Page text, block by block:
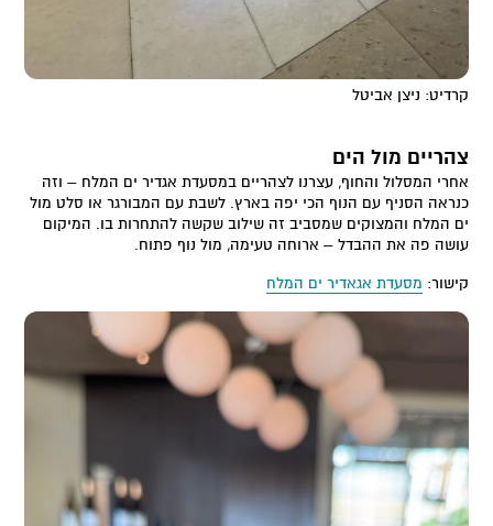
קרדיט: ניצן אביטל
צהריים מול הים
אחרי המסלול והחוף, עצרנו לצהריים במסעדת אגדיר ים המלח – וזה
כנראה הסניף עם הנוף הכי יפה בארץ. לשבת עם המבורגר או סלט מול
ים המלח והמצוקים שמסביב זה שילוב שקשה להתחרות בו. המיקום
עושה פה את ההבדל – ארוחה טעימה, מול נוף פתוח.
קישור: מסעדת אגאדיר ים המלח